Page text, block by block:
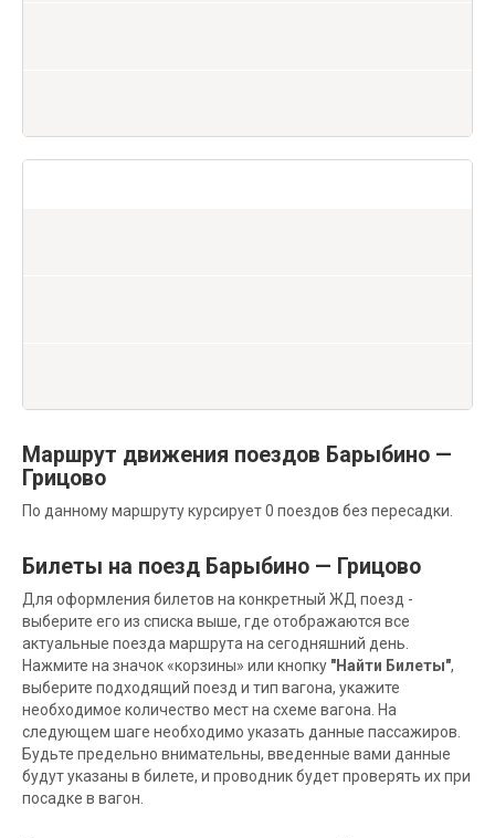
Маршрут движения поездов Барыбино —
Грицово
По данному маршруту курсирует 0 поездов без пересадки.
Билеты на поезд Барыбино — Грицово
Для оформления билетов на конкретный ЖД поезд -
выберите его из списка выше, где отображаются все
актуальные поезда маршрута на сегодняшний день.
Нажмите на значок «корзины» или кнопку "Найти Билеты",
выберите подходящий поезд и тип вагона, укажите
необходимое количество мест на схеме вагона. На
следующем шаге необходимо указать данные пассажиров.
Будьте предельно внимательны, введенные вами данные
будут указаны в билете, и проводник будет проверять их при
посадке в вагон.